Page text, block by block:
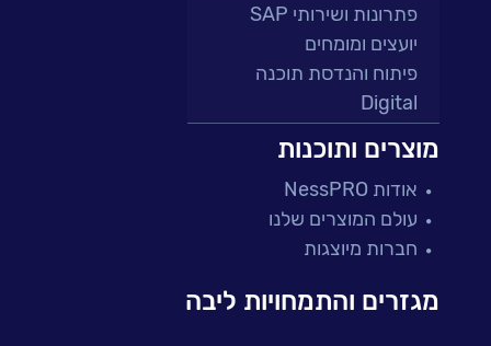
פתרונות ושירותי SAP
יועצים ומומחים
פיתוח והנדסת תוכנה
Digital
מרכזי תמיכה ושירות
פתרונות למגזר הפיננסי
מיקור חוץ ושירותים מנוהלים
בדיקות והבטחת איכות
עולמות הענן
עולמות הסייבר
מוצרים ותוכנות
אודות NessPRO
עולם המוצרים שלנו
חברות מיוצגות
מגזרים והתמחויות ליבה